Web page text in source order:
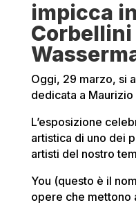
impicca
Corbellini
Oggi, 29 marzo, si
dedicata a Maurizio
L’esposizione
artistica di uno dei
artisti del nostro
You (questo è il
opere che mettono